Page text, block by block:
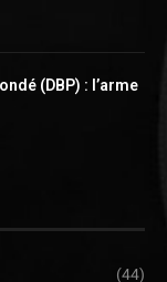
(DBP) : l’arme
(44)